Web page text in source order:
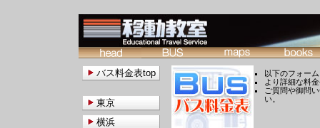
以下のフォー
より詳細な料
ご質問や御問
い。
バス料金表top
東京
横浜